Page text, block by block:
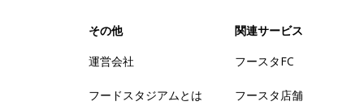
その他
運営会社
フードスタジアムとは
関連サービス
フースタFC
フースタ店舗